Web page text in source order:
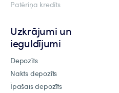
Patēriņa kredīts
Uzkrājumi un
ieguldījumi
Depozīts
Nakts depozīts
Īpašais depozīts